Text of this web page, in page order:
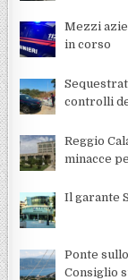
Mezzi
in corso
controlli
Reggio
minacce
Il garante
Ponte
Consiglio